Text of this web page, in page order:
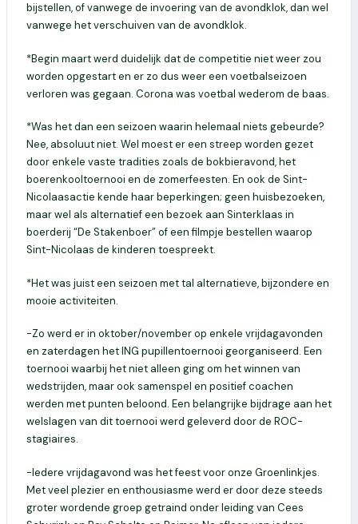
bijstellen, of vanwege de invoering van de avondklok, dan wel
vanwege het verschuiven van de avondklok.
*Begin maart werd duidelijk dat de competitie niet weer zou
worden opgestart en er zo dus weer een voetbalseizoen
verloren was gegaan. Corona was voetbal wederom de baas.
*Was het dan een seizoen waarin helemaal niets gebeurde?
Nee, absoluut niet. Wel moest er een streep worden gezet
door enkele vaste tradities zoals de bokbieravond, het
boerenkooltoernooi en de zomerfeesten. En ook de Sint-
Nicolaasactie kende haar beperkingen; geen huisbezoeken,
maar wel als alternatief een bezoek aan Sinterklaas in
boerderij “De Stakenboer” of een filmpje bestellen waarop
Sint-Nicolaas de kinderen toespreekt.
*Het was juist een seizoen met tal alternatieve, bijzondere en
mooie activiteiten.
-Zo werd er in oktober/november op enkele vrijdagavonden
en zaterdagen het ING pupillentoernooi georganiseerd. Een
toernooi waarbij het niet alleen ging om het winnen van
wedstrijden, maar ook samenspel en positief coachen
werden met punten beloond. Een belangrijke bijdrage aan het
welslagen van dit toernooi werd geleverd door de ROC-
stagiaires.
-Iedere vrijdagavond was het feest voor onze Groenlinkjes.
Met veel plezier en enthousiasme werd er door deze steeds
groter wordende groep getraind onder leiding van Cees